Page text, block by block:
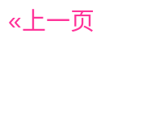
«上一页